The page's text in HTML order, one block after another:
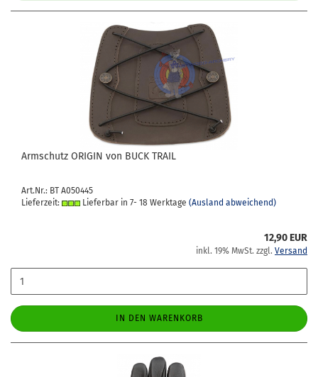
Arm­schutz ORI­GIN von BUCK TRAIL
Art.Nr.: BT A050445
Lieferzeit:
Lieferbar in 7- 18 Werktage (Ausland abweichend)
12,90 EUR
inkl. 19% MwSt. zzgl. Versand
IN DEN WARENKORB